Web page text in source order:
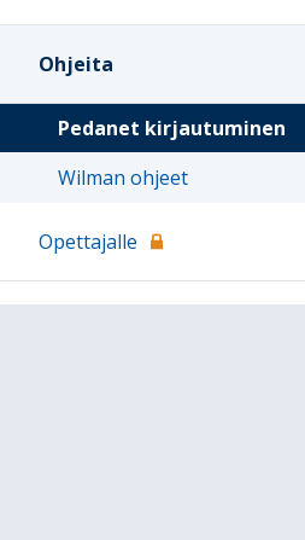
Ohjeita
Pedanet kirjautuminen
Wilman ohjeet
Opettajalle